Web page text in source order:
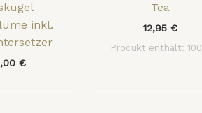
inkl.
€
Tea
12,95€
Produkt enthält: 100